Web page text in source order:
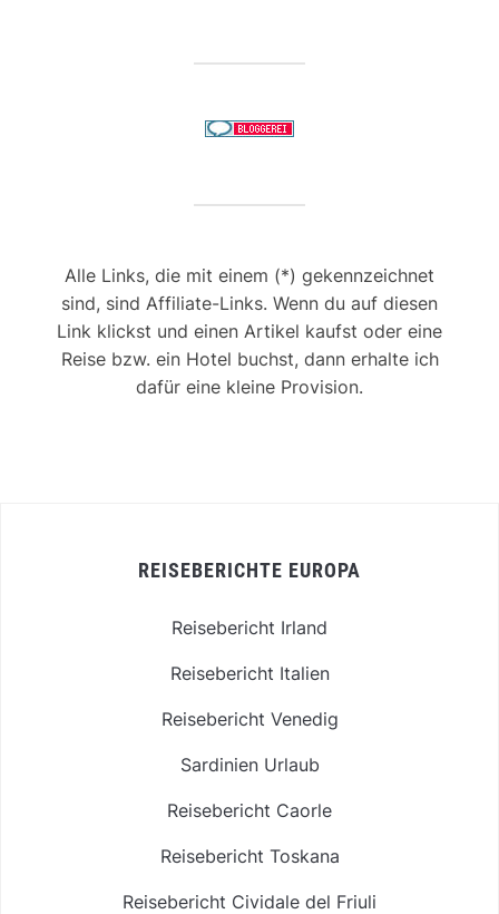
Alle Links, die mit einem (*) gekennzeichnet
sind, sind Affiliate-Links. Wenn du auf diesen
Link klickst und einen Artikel kaufst oder eine
Reise bzw. ein Hotel buchst, dann erhalte ich
dafür eine kleine Provision.
REISEBERICHTE EUROPA
Reisebericht Irland
Reisebericht Italien
Reisebericht Venedig
Sardinien Urlaub
Reisebericht Caorle
Reisebericht Toskana
Reisebericht Cividale del Friuli